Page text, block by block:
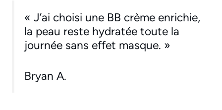
« J’ai choisi une BB crème enrichie,
la peau reste hydratée toute la
journée sans effet masque. »
Bryan A.